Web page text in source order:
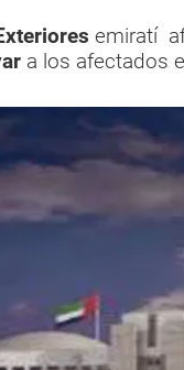
emiratí
a los afectados